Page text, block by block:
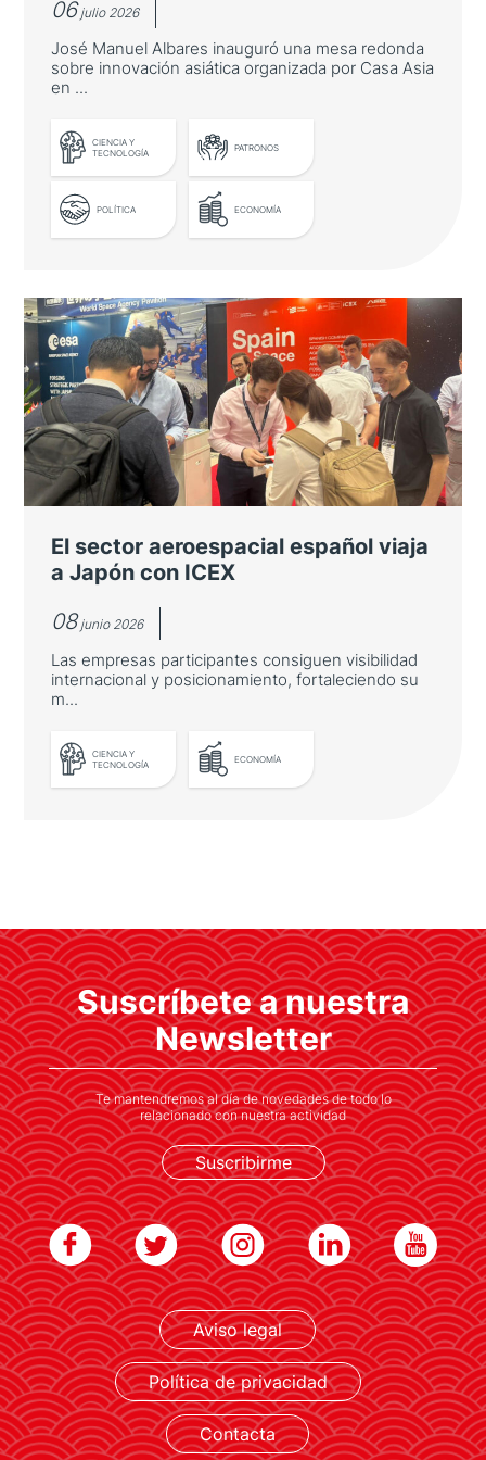
LEER MÁS
06 julio 2026
José Manuel Albares inauguró una mesa redonda
sobre innovación asiática organizada por Casa Asia
en ...
CIENCIA Y
TECNOLOGÍA
PATRONOS
POLÍTICA ECONOMÍA
El ministro de Asuntos Exteriores
destaca las oportunidades de
cooperación con Asia-Pacífico en
innovación
José Manuel Albares inauguró una mesa
redonda sobre innovación asiática organizada
El sector aeroespacial español viaja
a Japón con ICEX
08junio 2026
Las empresas participantes consiguen visibilidad
internacional y posicionamiento, fortaleciendo su
m...
CIENCIA Y
TECNOLOGÍA
ECONOMÍA
Las empresas participantes consiguen
visibilidad internacional y posicionamiento,
fortaleciendo su marca y reputación
LEER MÁS
Suscríbete a nuestra
Newsletter
Te mantendremos al día de novedades de todo lo
relacionado con nuestra actividad
Suscribirme
Aviso legal
Política de privacidad
Contacta